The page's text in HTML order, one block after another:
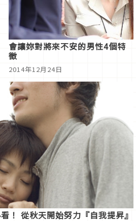
會讓妳對將來不安的男性4個特
徵
2014年12月24日
！ 從秋天開始努力『自我提昇』